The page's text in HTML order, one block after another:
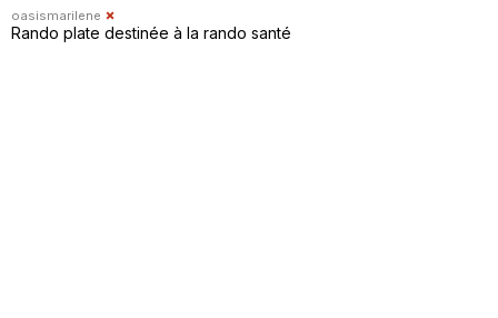
oasismarilene
Rando plate destinée à la rando santé